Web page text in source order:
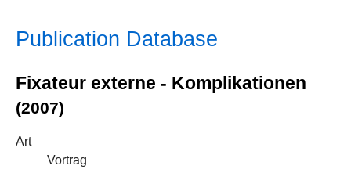
Publication Database
Fixateur externe - Komplikationen
(2007)
Art
Vortrag